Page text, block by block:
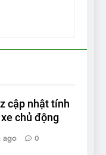
cập nhật tính
chủ động
ago 0